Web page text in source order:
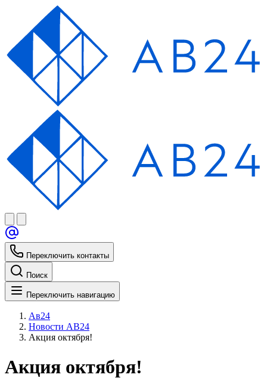
Переключить контакты
Поиск
Переключить навигацию
Ав24
Новости АВ24
Акция октября!
Акция октября!